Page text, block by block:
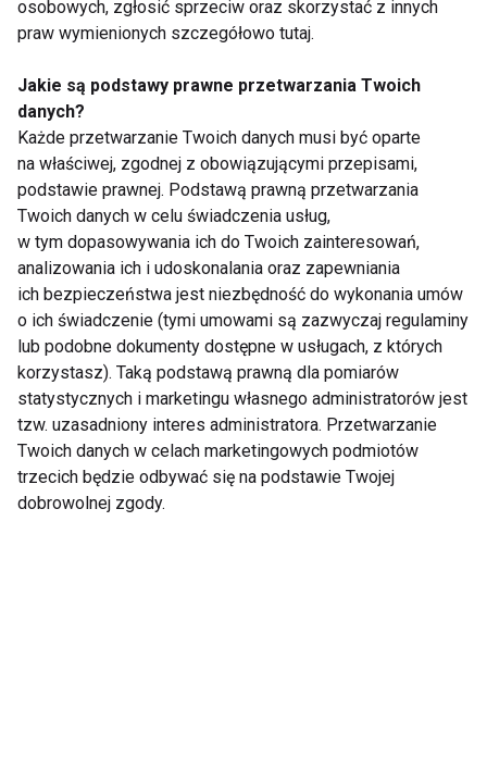
4 kroki do zdrowego uśmiechu
Dowiedz się więcej na temat
nadwrażliwości zębów
Mobilne gabinety
stomatologiczne dla
najmłodszych
Zdrowy uśmiech zależy od
wieku
osobowych, zgłosić sprzeciw oraz skorzystać z innych
praw wymienionych szczegółowo tutaj.
Jakie są podstawy prawne przetwarzania Twoich
danych?
Każde przetwarzanie Twoich danych musi być oparte
na właściwej, zgodnej z obowiązującymi przepisami,
podstawie prawnej. Podstawą prawną przetwarzania
Twoich danych w celu świadczenia usług,
w tym dopasowywania ich do Twoich zainteresowań,
analizowania ich i udoskonalania oraz zapewniania
ich bezpieczeństwa jest niezbędność do wykonania umów
o ich świadczenie (tymi umowami są zazwyczaj regulaminy
lub podobne dokumenty dostępne w usługach, z których
korzystasz). Taką podstawą prawną dla pomiarów
statystycznych i marketingu własnego administratorów jest
tzw. uzasadniony interes administratora. Przetwarzanie
Twoich danych w celach marketingowych podmiotów
trzecich będzie odbywać się na podstawie Twojej
dobrowolnej zgody.